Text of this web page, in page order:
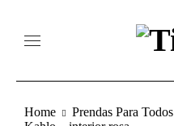
Home Prendas Para Todos